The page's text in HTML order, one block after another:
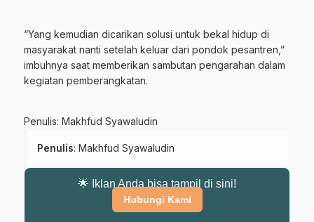
“Yang kemudian dicarikan solusi untuk bekal hidup di
masyarakat nanti setelah keluar dari pondok pesantren,”
imbuhnya saat memberikan sambutan pengarahan dalam
kegiatan pemberangkatan.
Penulis: Makhfud Syawaludin
Penulis: Makhfud Syawaludin
🌟 Iklan Anda bisa tampil di sini!
Hubungi Kami